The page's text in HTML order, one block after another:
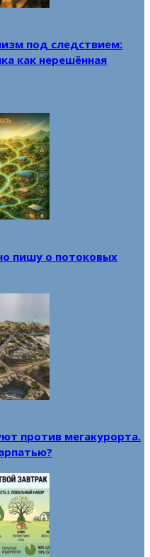
под следствием:
как нерешённая
пишу о потоковых
против мегакурорта.